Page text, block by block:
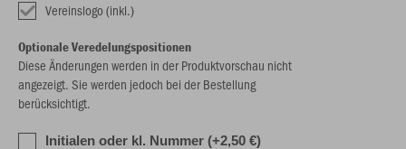
Vereinslogo (inkl.)
Optionale Veredelungspositionen
Diese Änderungen werden in der Produktvorschau nicht
angezeigt. Sie werden jedoch bei der Bestellung
berücksichtigt.
Initialen oder kl. Nummer (+2,50 €)